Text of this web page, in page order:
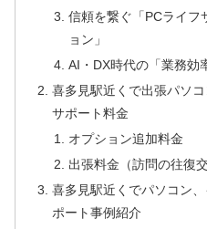
信頼を繋ぐ「PCライフ
ョン」
AI・DX時代の「業務効
喜多見駅近くで出張パソ
サポート料金
オプション追加料金
出張料金（訪問の往復
喜多見駅近くでパソコン
ポート事例紹介